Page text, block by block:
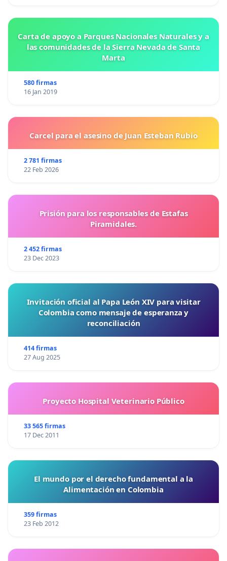
Carta de apoyo a Parques Nacionales Naturales y a
las comunidades de la Sierra Nevada de Santa
Marta
580 firmas
16 Jan 2019
Carcel para el asesino de Juan Esteban Rubio
2 781 firmas
22 Feb 2026
Prisión para los responsables de Estafas
Piramidales.
2 452 firmas
23 Dec 2023
Invitación oficial al Papa León XIV para visitar
Colombia como mensaje de esperanza y
reconciliación
414 firmas
27 Aug 2025
Proyecto Hospital Veterinario Público
33 565 firmas
17 Dec 2011
El mundo por el derecho fundamental a la
Alimentación en Colombia
359 firmas
23 Feb 2012